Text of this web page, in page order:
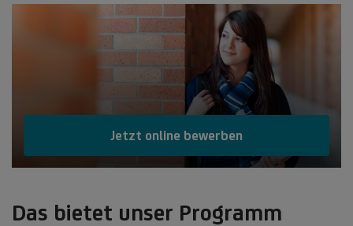
Jetzt online bewerben
Das bietet unser Programm